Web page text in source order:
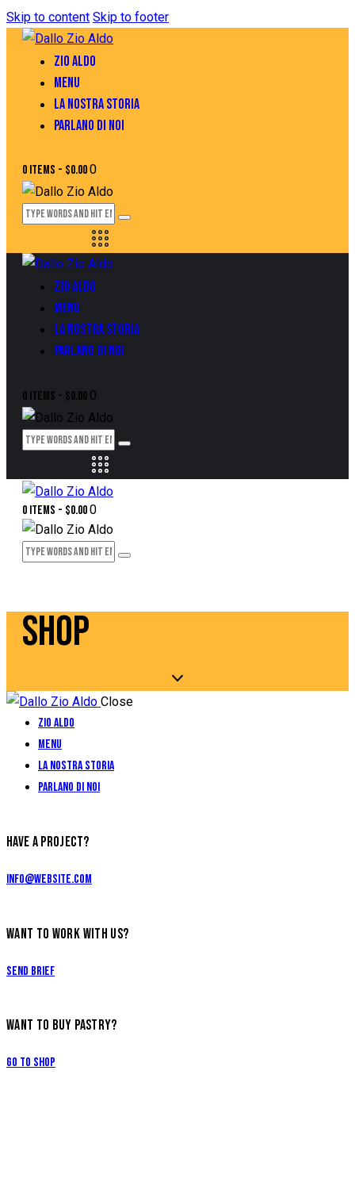
Skip to content Skip to footer
ZIO ALDO
MENU
LA NOSTRA STORIA
PARLANO DI NOI
0 items - $0.000
ZIO ALDO
MENU
LA NOSTRA STORIA
PARLANO DI NOI
0 items - $0.00 0
0 items - $0.000
SHOP
Close
Zio Aldo
Menu
La Nostra Storia
Parlano di Noi
HAVE A PROJECT?
info@website.com
WANT TO WORK WITH US?
Send Brief
WANT TO BUY PASTRY?
Go to Shop